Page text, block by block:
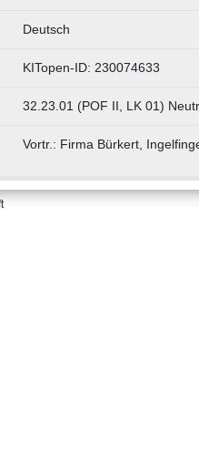
Deutsch
KITopen-ID: 230074633
32.23.01 (POF II, LK 01)
Vortr.: Firma Bürkert,